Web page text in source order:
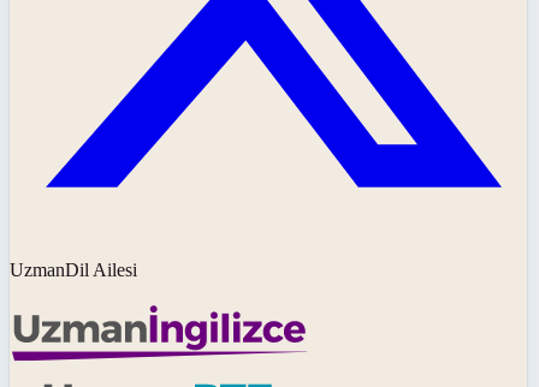
UzmanDil Ailesi